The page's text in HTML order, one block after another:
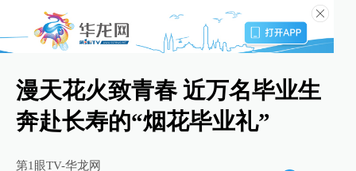
漫天花火致青春 近万名毕业生
奔赴长寿的“烟花毕业礼”
第1眼TV-华龙网